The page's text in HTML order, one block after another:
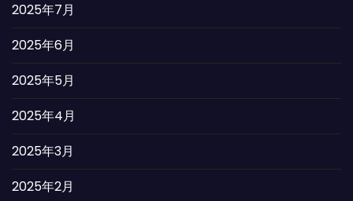
2025年7月
2025年6月
2025年5月
2025年4月
2025年3月
2025年2月